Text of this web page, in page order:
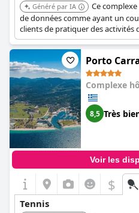
Généré par IA
Ce
de données comme ayant un
clients de pratiquer des activités
Porto
Complexe
8,5 Très
Voir les
$
Tennis